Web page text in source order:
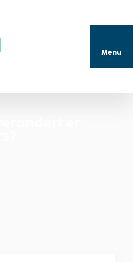
Menu